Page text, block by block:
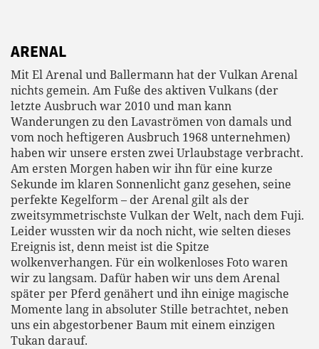
ARENAL
Mit El Arenal und Ballermann hat der Vulkan Arenal
nichts gemein. Am Fuße des aktiven Vulkans (der
letzte Ausbruch war 2010 und man kann
Wanderungen zu den Lavaströmen von damals und
vom noch heftigeren Ausbruch 1968 unternehmen)
haben wir unsere ersten zwei Urlaubstage verbracht.
Am ersten Morgen haben wir ihn für eine kurze
Sekunde im klaren Sonnenlicht ganz gesehen, seine
perfekte Kegelform – der Arenal gilt als der
zweitsymmetrischste Vulkan der Welt, nach dem Fuji.
Leider wussten wir da noch nicht, wie selten dieses
Ereignis ist, denn meist ist die Spitze
wolkenverhangen. Für ein wolkenloses Foto waren
wir zu langsam. Dafür haben wir uns dem Arenal
später per Pferd genähert und ihn einige magische
Momente lang in absoluter Stille betrachtet, neben
uns ein abgestorbener Baum mit einem einzigen
Tukan darauf.